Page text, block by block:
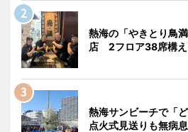
熱海の「やきとり鳥
店 2フロア38席構え
熱海サンビーチで「
点火式見送りも無病